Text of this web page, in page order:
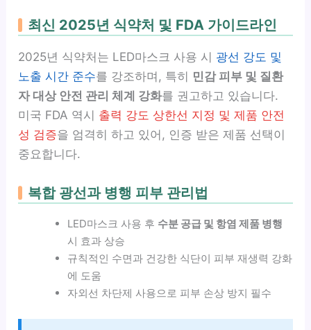
최신 2025년 식약처 및 FDA 가이드라인
2025년 식약처는 LED마스크 사용 시 광선 강도 및
노출 시간 준수를 강조하며, 특히 민감 피부 및 질환
자 대상 안전 관리 체계 강화를 권고하고 있습니다.
미국 FDA 역시 출력 강도 상한선 지정 및 제품 안전
성 검증을 엄격히 하고 있어, 인증 받은 제품 선택이
중요합니다.
복합 광선과 병행 피부 관리법
LED마스크 사용 후 수분 공급 및 항염 제품 병행
시 효과 상승
규칙적인 수면과 건강한 식단이 피부 재생력 강화
에 도움
자외선 차단제 사용으로 피부 손상 방지 필수